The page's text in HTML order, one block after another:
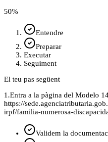
50%
Entendre
Preparar
Executar
Seguiment
El teu pas següent
1.Entra a la pàgina del Modelo
https://
irpf/familia-numerosa-
Validem la